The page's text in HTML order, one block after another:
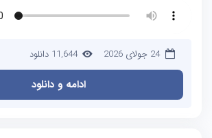
24 جولای 2026 11,644 دانلود
ادامه و دانلود